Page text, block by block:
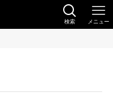
検索 メニュー